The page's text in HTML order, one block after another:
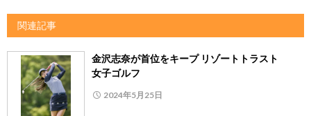
関連記事
金沢志奈が首位をキープ リゾートトラスト
女子ゴルフ
2024年5月25日